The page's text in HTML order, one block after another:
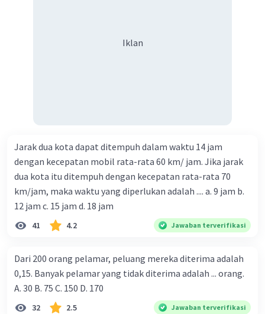
Iklan
Jarak dua kota dapat ditempuh dalam waktu 14 jam
dengan kecepatan mobil rata-rata 60 km/ jam. Jika jarak
dua kota itu ditempuh dengan kecepatan rata-rata 70
km/jam, maka waktu yang diperlukan adalah .... a. 9 jam b.
12 jam c. 15 jam d. 18 jam
41 4.2 Jawaban terverifikasi
Dari 200 orang pelamar, peluang mereka diterima adalah
0,15. Banyak pelamar yang tidak diterima adalah ... orang.
A. 30 B. 75 C. 150 D. 170
32 2.5 Jawaban terverifikasi